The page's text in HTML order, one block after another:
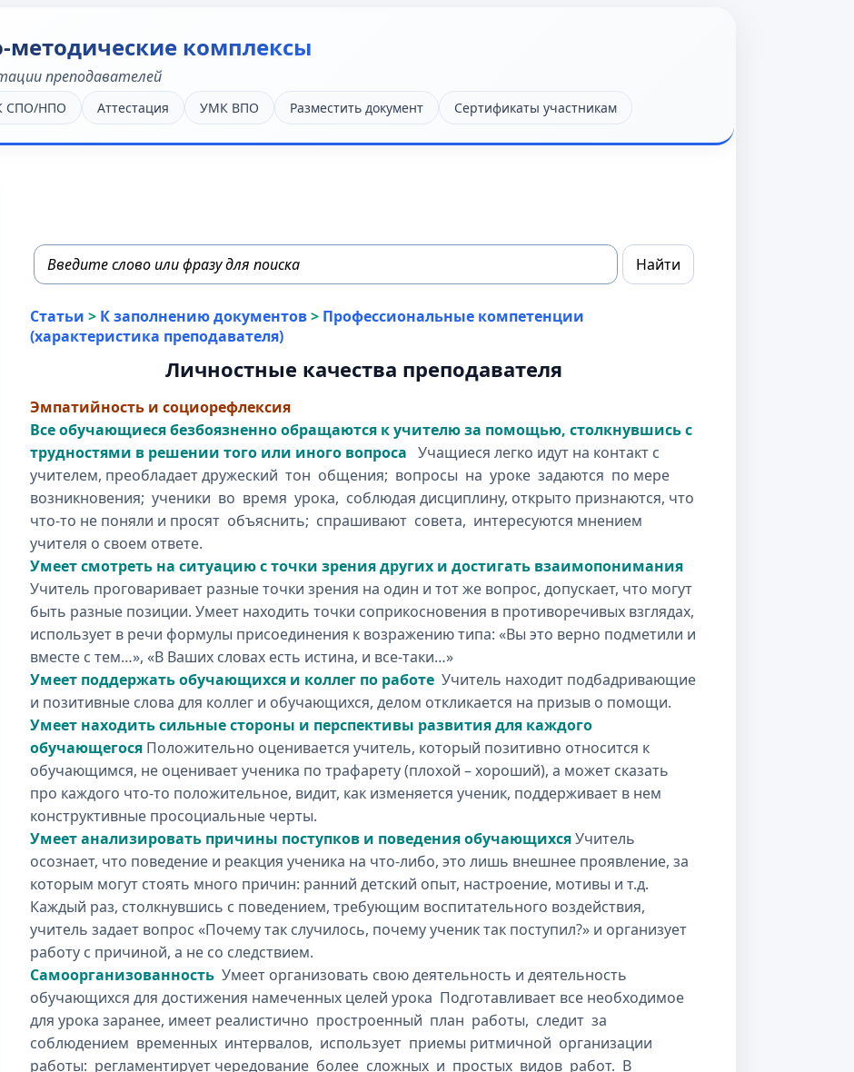
методические комплексы
преподавателей
СПО/НПО Аттестация УМК ВПО Разместить документ Сертификаты участникам
Статьи > К заполнению документов> Профессиональные компетенции
(характеристика преподавателя)
Личностные качества преподавателя
Эмпатийность и социорефлексия
Все обучающиеся безбоязненно обращаются к учителю за помощью, столкнувшись с
трудностями в решении того или иного вопроса Учащиеся легко идут на контакт с
учителем, преобладает дружеский тон общения; вопросы на уроке задаются по мере
возникновения; ученики во время урока, соблюдая дисциплину, открыто признаются, что
что-то не поняли и просят объяснить; спрашивают совета, интересуются мнением
учителя о своем ответе.
Умеет смотреть на ситуацию с точки зрения других и достигать взаимопонимания
Учитель проговаривает разные точки зрения на один и тот же вопрос, допускает, что могут
быть разные позиции. Умеет находить точки соприкосновения в противоречивых взглядах,
использует в речи формулы присоединения к возражению типа: «Вы это верно подметили и
вместе с тем…», «В Ваших словах есть истина, и все-таки…»
Умеет поддержать обучающихся и коллег по работе Учитель находит подбадривающие
и позитивные слова для коллег и обучающихся, делом откликается на призыв о помощи.
Умеет находить сильные стороны и перспективы развития для каждого
обучающегося Положительно оценивается учитель, который позитивно относится к
обучающимся, не оценивает ученика по трафарету (плохой – хороший), а может сказать
про каждого что-то положительное, видит, как изменяется ученик, поддерживает в нем
конструктивные просоциальные черты.
Умеет анализировать причины поступков и поведения обучающихсяУчитель
осознает, что поведение и реакция ученика на что-либо, это лишь внешнее проявление, за
которым могут стоять много причин: ранний детский опыт, настроение, мотивы и т.д.
Каждый раз, столкнувшись с поведением, требующим воспитательного воздействия,
учитель задает вопрос «Почему так случилось, почему ученик так поступил?» и организует
работу с причиной, а не со следствием.
Самоорганизованность Умеет организовать свою деятельность и деятельность
обучающихся для достижения намеченных целей урока Подготавливает все необходимое
для урока заранее, имеет реалистично простроенный план работы, следит за
соблюдением временных интервалов, использует приемы ритмичной организации
работы: регламентирует чередование более сложных и простых видов работ. В